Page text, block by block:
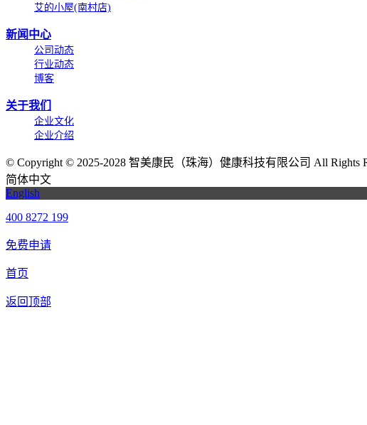
艾的小屋(南村店)
新闻中心
公司动态
行业动态
博客
关于我们
企业文化
企业介绍
© Copyright © 2025-2028 智美康民（珠海）健康科技有限公司 All Rights
简体中文
English
400 8272 199
免费申请
首页
返回顶部